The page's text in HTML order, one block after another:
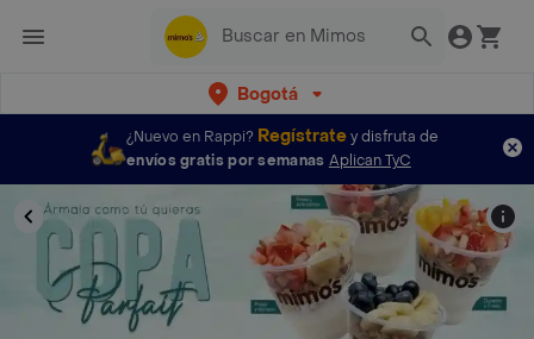
Bogotá
¿Nuevo en Rappi? Regístratey disfruta de
envíos gratis por semanas Aplican TyC